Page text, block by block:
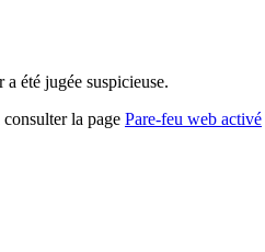
été jugée suspicieuse.
la page Pare-feu web activé